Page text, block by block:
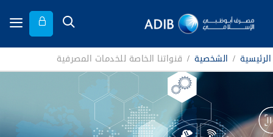
الرئيسية / الشخصية / قنواتنا الخاصة للخدمات المصرفية